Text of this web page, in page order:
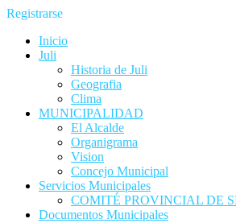
Registrarse
Inicio
Juli
Historia de Juli
Geografia
Clima
MUNICIPALIDAD
El Alcalde
Organigrama
Vision
Concejo Municipal
Servicios Municipales
COMITÉ PROVINCIAL DE
Documentos Municipales